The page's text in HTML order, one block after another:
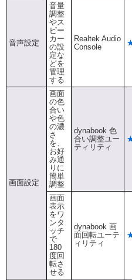
音声設定
音量
調整
やス
ピー
カー
の設
定な
どを
管理
する
Realtek Audio
Console
画面設定
画面
の色
合い
や色
の濃
さ
を、
お好
み通
りに
簡単
調整
dynabook 色
合い調整ユー
ティリティ
画面
表示
をワ
ンタ
ッチ
で
180
度回
転さ
せる
dynabook 画
面回転ユーテ
ィリティ